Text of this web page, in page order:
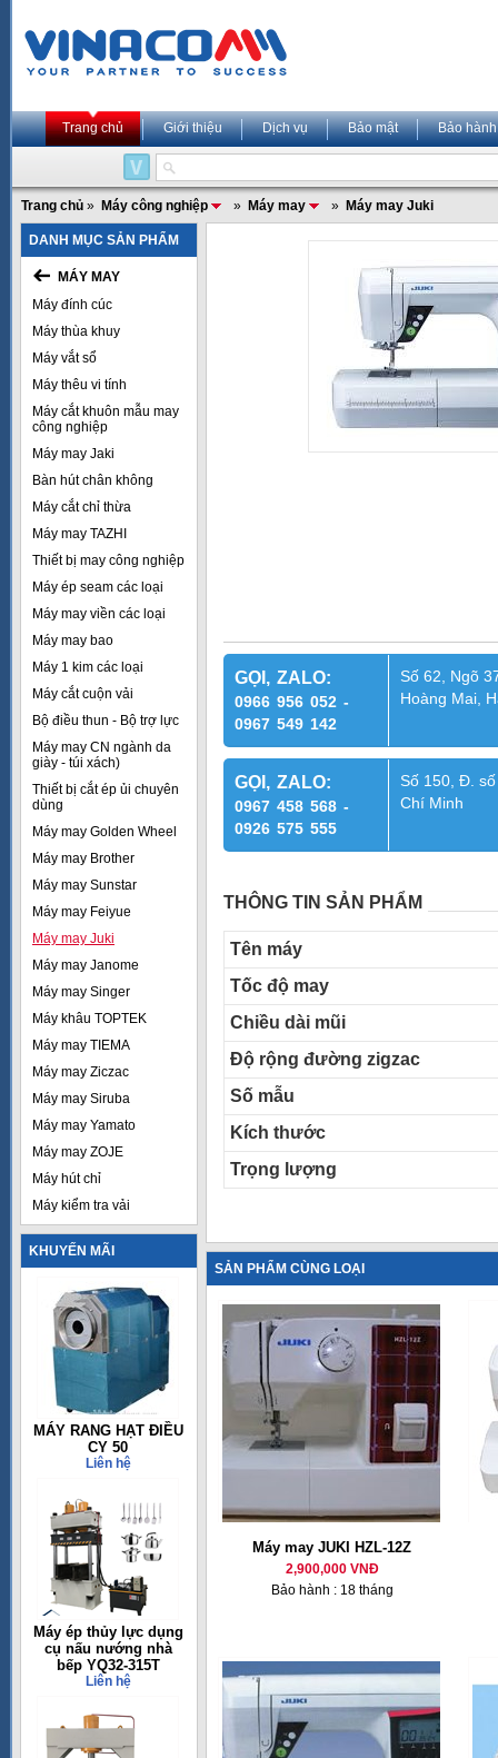
Trang chủ Giới thiệu Dịch vụ Bảo mật Bảo hành
Trang chủ » Máy công nghiệp » Máy may » Máy may Juki
DANH MỤC SẢN PHẨM
MÁY MAY
Máy đính cúc
Máy thùa khuy
Máy vắt sổ
Máy thêu vi tính
Máy cắt khuôn mẫu may
công nghiệp
Máy may Jaki
Bàn hút chân không
Máy cắt chỉ thừa
Máy may TAZHI
Thiết bị may công nghiệp
Máy ép seam các loại
Máy may viền các loại
Máy may bao
Máy 1 kim các loại
Máy cắt cuộn vải
Bộ điều thun - Bộ trợ lực
Máy may CN ngành da
giày - túi xách)
Thiết bị cắt ép ủi chuyên
dùng
Máy may Golden Wheel
Máy may Brother
Máy may Sunstar
Máy may Feiyue
Máy may Juki
Máy may Janome
Máy may Singer
Máy khâu TOPTEK
Máy may TIEMA
Máy may Ziczac
Máy may Siruba
Máy may Yamato
Máy may ZOJE
Máy hút chỉ
Máy kiểm tra vải
KHUYẾN MÃI
MÁY RANG HẠT ĐIỀU
CY 50
Liên hệ
Máy ép thủy lực dụng
cụ nấu nướng nhà
bếp YQ32-315T
Liên hệ
GỌI, ZALO:
0966 956 052 -
0967 549 142
Số 62, Ngõ
Hoàng Mai,
GỌI, ZALO:
0967 458 568 -
0926 575 555
Số 150, Đ.
Chí Minh
THÔNG TIN SẢN PHẨM
Tên máy
Tốc độ may
Chiều dài mũi
Độ rộng đường zigzac
Số mẫu
Kích thước
Trọng lượng
SẢN PHẨM CÙNG LOẠI
Máy may JUKI HZL-12Z
2,900,000 VNĐ
Bảo hành : 18 tháng